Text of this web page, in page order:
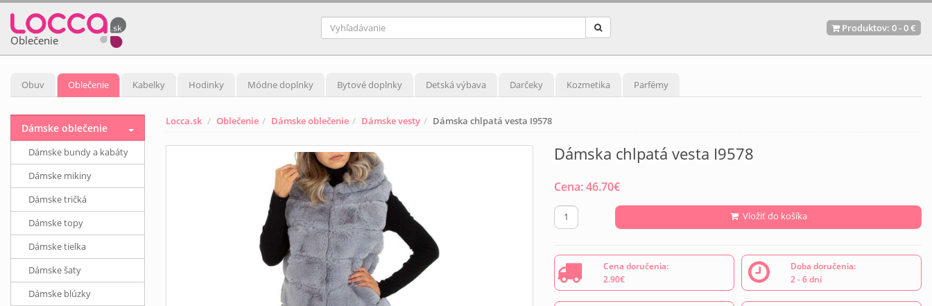
Oblečenie
Produktov: 0-0 €
Obuv Oblečenie Kabelky Hodinky Módne doplnky Bytové doplnky Detská výbava Darčeky Kozmetika Parfémy
Locca.sk Oblečenie Dámske oblečenie Dámske vesty Dámska chlpatá vesta I9578
Dámska chlpatá vesta I9578
Cena:46.70€
Vložiť do košíka
Cena doručenia:
2.90€
Doba doručenia:
2 - 6 dní
Dámske oblečenie
Dámske bundy a kabáty
Dámske mikiny
Dámske tričká
Dámske topy
Dámske tielka
Dámske šaty
Dámske blúzky